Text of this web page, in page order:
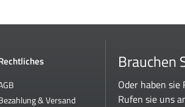
& Versand
Brauchen
Oder haben sie
Rufen sie uns